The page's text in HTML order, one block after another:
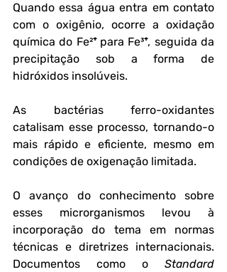
Quando essa água entra em contato
com o oxigênio, ocorre a oxidação
química do Fe²⁺ para Fe³⁺, seguida da
precipitação sob a forma de
hidróxidos insolúveis.
As bactérias ferro-oxidantes
catalisam esse processo, tornando-o
mais rápido e eficiente, mesmo em
condições de oxigenação limitada.
O avanço do conhecimento sobre
esses microrganismos levou à
incorporação do tema em normas
técnicas e diretrizes internacionais.
Documentos como o Standard